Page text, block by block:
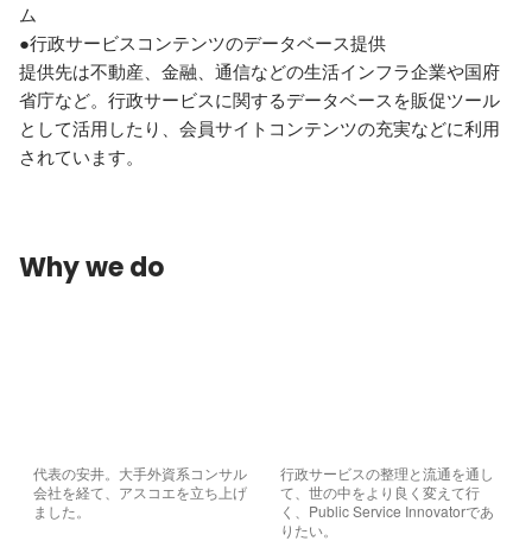
ム
●行政サービスコンテンツのデータベース提供
提供先は不動産、金融、通信などの生活インフラ企業や国府
省庁など。行政サービスに関するデータベースを販促ツール
として活用したり、会員サイトコンテンツの充実などに利用
Why we do
代表の安井。大手外資系コンサル
会社を経て、アスコエを立ち上げ
ました。
行政サービスの整理と流通を通し
て、世の中をより良く変えて行
く、Public Service Innovatorであ
りたい。